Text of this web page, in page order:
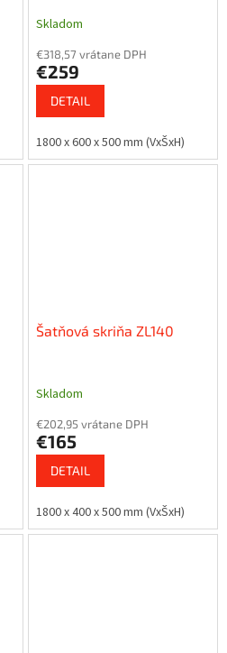
Skladom
€318,57 vrátane DPH
€259
DETAIL
1800 x 600 x 500 mm (VxŠxH)
Šatňová skriňa ZL140
Skladom
€202,95 vrátane DPH
€165
DETAIL
1800 x 400 x 500 mm (VxŠxH)